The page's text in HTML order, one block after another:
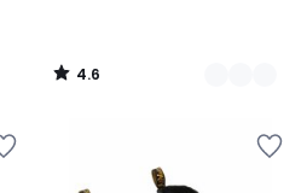
4.6
/